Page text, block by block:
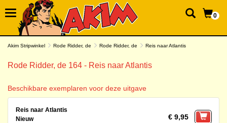
0
Akim Stripwinkel Rode Ridder, de Rode Ridder, de Reis naar Atlantis
Rode Ridder, de 164 - Reis naar Atlantis
Beschikbare exemplaren voor deze uitgave
Reis naar Atlantis
Nieuw
€ 9,95